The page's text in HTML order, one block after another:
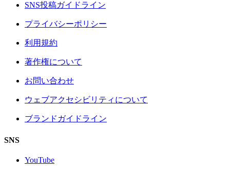
SNS投稿ガイドライン
プライバシーポリシー
利用規約
著作権について
お問い合わせ
ウェブアクセシビリティについて
ブランドガイドライン
SNS
YouTube